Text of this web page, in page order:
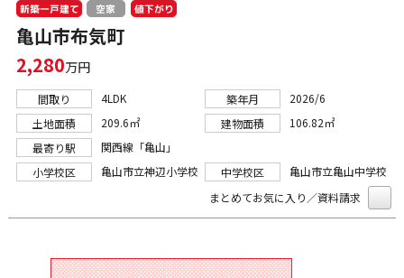
新築一戸建て 空家 値下がり
亀山市布気町
2,280万円
間取り 4LDK 築年月
2026/6
土地面積
209.6㎡ 建物面積
106.82㎡
最寄り駅
関西線「亀山」
小学校区
亀山市立神辺小学校 中学校区
亀山市立亀山中学校
まとめてお気に入り／資料請求